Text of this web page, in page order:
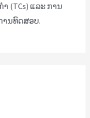
(TCs) ແລະ ການ
ານທົດສອບ.